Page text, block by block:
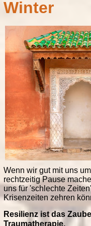
Winter
Wenn wir gut mit uns
rechtzeitig Pause
uns für 'schlechte
Krisenzeiten zehren
Resilienz ist das
Traumatherapie.